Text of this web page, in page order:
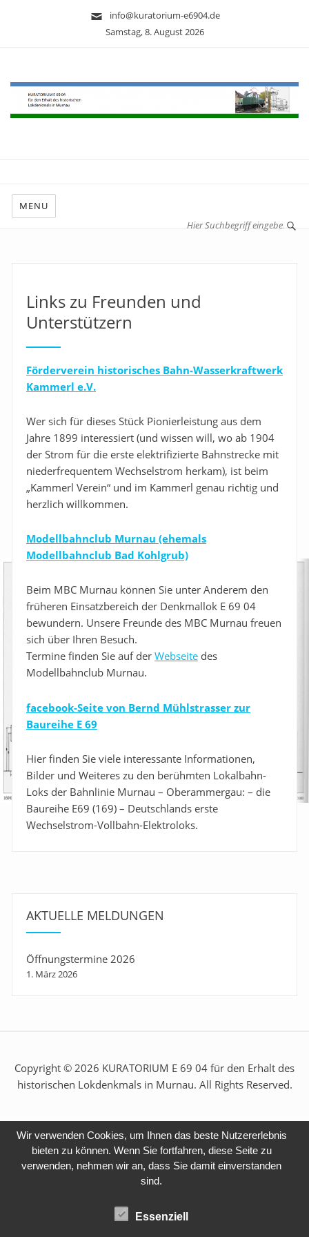
info@kuratorium-e6904.de
Samstag, 8. August 2026
MENU
Links zu Freunden und
Unterstützern
Förderverein historisches Bahn-Wasserkraftwerk
Kammerl e.V.
Wer sich für dieses Stück Pionierleistung aus dem
Jahre 1899 interessiert (und wissen will, wo ab 1904
der Strom für die erste elektrifizierte Bahnstrecke mit
niederfrequentem Wechselstrom herkam), ist beim
„Kammerl Verein“ und im Kammerl genau richtig und
herzlich willkommen.
Modellbahnclub Murnau (ehemals
Modellbahnclub Bad Kohlgrub)
Beim MBC Murnau können Sie unter Anderem den
früheren Einsatzbereich der Denkmallok E 69 04
bewundern. Unsere Freunde des MBC Murnau freuen
sich über Ihren Besuch.
Termine finden Sie auf der Webseite des
Modellbahnclub Murnau.
facebook-Seite von Bernd Mühlstrasser zur
Baureihe E 69
Hier finden Sie viele interessante Informationen,
Bilder und Weiteres zu den berühmten Lokalbahn-
Loks der Bahnlinie Murnau – Oberammergau: – die
Baureihe E69 (169) – Deutschlands erste
Wechselstrom-Vollbahn-Elektroloks.
AKTUELLE MELDUNGEN
Öffnungstermine 2026
1. März 2026
Copyright © 2026 KURATORIUM E 69 04 für den Erhalt des
historischen Lokdenkmals in Murnau. All Rights Reserved.
Wir verwenden Cookies, um Ihnen das beste Nutzererlebnis
bieten zu können. Wenn Sie fortfahren, diese Seite zu
verwenden, nehmen wir an, dass Sie damit einverstanden
sind.
Essenziell